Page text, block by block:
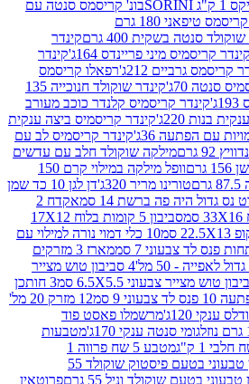
בונ' קריסמס סנטה עם
בונ' קריסמס טיפאני 180 גרם
קינדר
פריינדס 164ג'
קינדר
212ג'
רפאלו קריסמס
קינדר שוקולד חנוכייה 135
קריסמיס קלנדר כוכב מעורב
קינדר קריסמיס ביצה ענקית
36ג'
קינדר קריסמיס לב עם
מילקה שוקולד חלב עם עדשים
וופל מילקה במילוי קרם 150
מריר 320ג'
דן לגן 10 כד שמן
פה ברשת 14 סמ
אקדח 2
סביבון 5 קומות בלוח 17X12
10 כלי דמוי נורה למילוי עם
מארז 3 מזרקים
4 סביבון טוש מצייר
3 חותכן
12 מזרק 20 מל'
מרשמלו פאסט פוד
סנטה ענקי 170ג'
מטבעות
מטבע 5 שח פרווה 1
פרוטאין פרו-חטיף חלבון טבעוני בטעם פיסטוק שוקולד 55
וניל 55 גרם
פרוטאין